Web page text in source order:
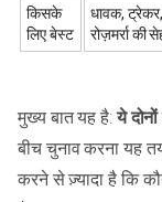
किसके
लिए बेस्ट
धावक,
रोज़मर्रा की
मुख्य बात यह है:ये
बीच चुनाव करना यह
करने से ज़्यादा है कि